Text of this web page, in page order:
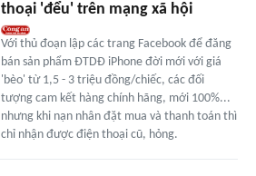
thoại 'đểu' trên mạng xã hội
Với thủ đoạn lập các trang Facebook để đăng
bán sản phẩm ĐTDĐ iPhone đời mới với giá
'bèo' từ 1,5 - 3 triệu đồng/chiếc, các đối
tượng cam kết hàng chính hãng, mới 100%...
nhưng khi nạn nhân đặt mua và thanh toán thì
chỉ nhận được điện thoại cũ, hỏng.